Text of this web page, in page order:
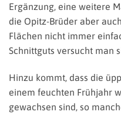
Ergänzung, eine weitere
die Opitz-Brüder aber
Flächen nicht immer
Schnittguts versucht man
Hinzu kommt, dass die
einem feuchten Frühjahr
gewachsen sind, so